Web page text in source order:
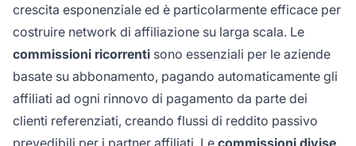
crescita esponenziale ed è particolarmente efficace per
costruire network di affiliazione su larga scala. Le
commissioni ricorrenti sono essenziali per le aziende
basate su abbonamento, pagando automaticamente gli
affiliati ad ogni rinnovo di pagamento da parte dei
clienti referenziati, creando flussi di reddito passivo